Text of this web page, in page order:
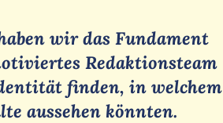
wir das Fundament
Redaktionsteam
finden, in welchem
aussehen könnten.